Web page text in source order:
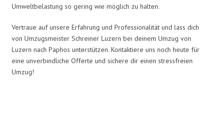
Umweltbelastung so gering wie möglich zu halten.
Vertraue auf unsere Erfahrung und Professionalität und lass dich
von Umzugsmeister Schreiner Luzern bei deinem Umzug von
Luzern nach Paphos unterstützen. Kontaktiere uns noch heute für
eine unverbindliche Offerte und sichere dir einen stressfreien
Umzug!